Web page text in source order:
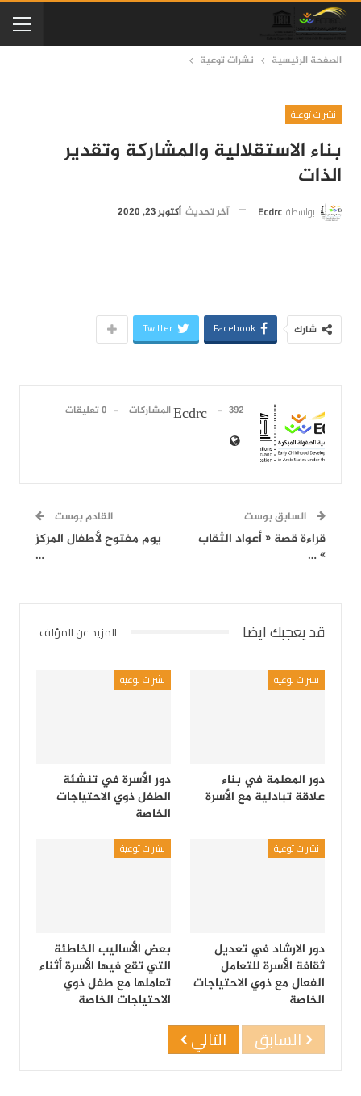
الصفحة الرئيسية نشرات توعية
نشرات توعية
بناء الاستقلالية والمشاركة وتقدير
الذات
بواسطة Ecdrc آخر تحديث أكتوبر 23, 2020
شارك Facebook
Twitter
Ecdrc 392 المشاركات 0 تعليقات
السابق بوست
قراءة قصة « أعواد الثقاب
» …
القادم بوست
يوم مفتوح لأطفال المركز
…
قد يعجبك ايضا المزيد عن المؤلف
نشرات توعية
دور المعلمة في بناء
علاقة تبادلية مع الأسرة
نشرات توعية
دور الأسرة في تنشئة
الطفل ذوي الاحتياجات
الخاصة
نشرات توعية
دور الارشاد في تعديل
ثقافة الأسرة للتعامل
الفعال مع ذوي الاحتياجات
الخاصة
نشرات توعية
بعض الأساليب الخاطئة
التي تقع فيها الأسرة أثناء
تعاملها مع طفل ذوي
الاحتياجات الخاصة
السابق التالي